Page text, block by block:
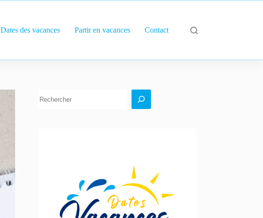
Dates des vacances Partir en vacances Contact